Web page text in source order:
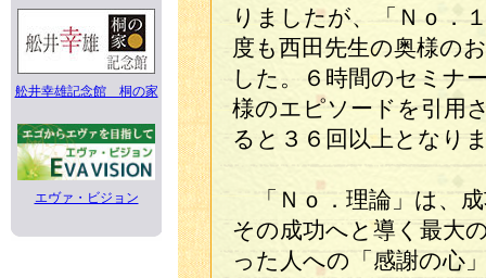
舩井幸雄記念館 桐の家
エヴァ・ビジョン
りましたが、「Ｎｏ．
度も西田先生の奥様の
した。６時間のセミナ
様のエピソードを引用
ると３６回以上となり
「Ｎｏ．理論」は、
その成功へと導く最大
った人への「感謝の心